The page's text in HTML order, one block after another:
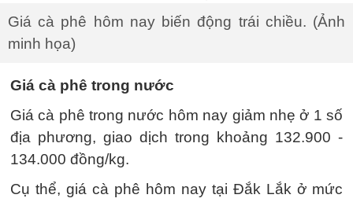
Giá cà phê hôm nay biến động trái chiều. (Ảnh
minh họa)
Giá cà phê trong nước
Giá cà phê trong nước hôm nay giảm nhẹ ở 1 số
địa phương, giao dịch trong khoảng 132.900 -
134.000 đồng/kg.
Cụ thể, giá cà phê hôm nay tại Đắk Lắk ở mức